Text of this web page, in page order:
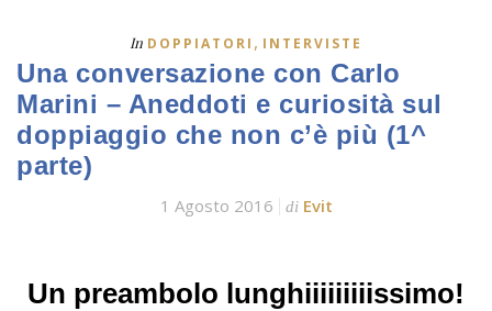
In DOPPIATORI , INTERVISTE
Una conversazione con Carlo
Marini – Aneddoti e curiosità sul
doppiaggio che non c’è più (1^
parte)
1 Agosto 2016 di Evit
Un preambolo lunghiiiiiiiiissimo!